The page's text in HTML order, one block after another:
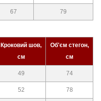
67 79
Кроковий шов,
см
Об'єм стегон,
см
49 74
52 78